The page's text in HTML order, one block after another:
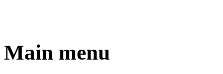
Main menu